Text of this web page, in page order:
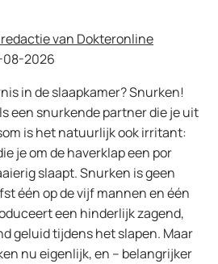
redactie van Dokteronline
2026
in de slaapkamer? Snurken!
een snurkende partner die je uit
is het natuurlijk ook irritant:
je om de haverklap een por
slaapt. Snurken is geen
één op de vijf mannen en één
een hinderlijk zagend,
geluid tijdens het slapen. Maar
nu eigenlijk, en – belangrijker